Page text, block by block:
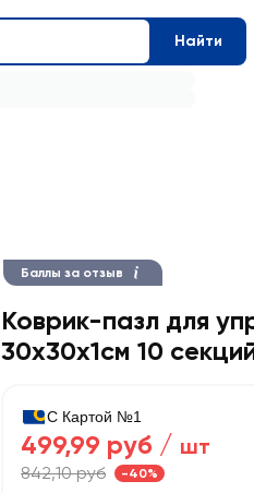
Найти
Баллы за отзыв
Коврик-пазл для
30x30х1см 10
С Картой №1
499,99 руб / шт
842,10 руб -40%